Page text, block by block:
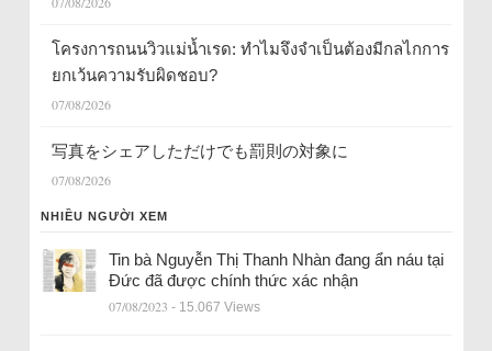
โครงการถนนวิวแม่น้ำเรด: ทำไมจึงจำเป็นต้องมีกลไกการ
ยกเว้นความรับผิดชอบ?
07/08/2026
写真をシェアしただけでも罰則の対象に
07/08/2026
NHIỀU NGƯỜI XEM
Tin bà Nguyễn Thị Thanh Nhàn đang ẩn náu tại
Đức đã được chính thức xác nhận
07/08/2023 - 15.067 Views